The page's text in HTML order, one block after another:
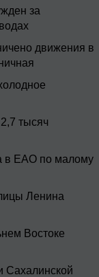
за
движения в
тысяч
в ЕАО по малому
Ленина
Востоке
Сахалинской